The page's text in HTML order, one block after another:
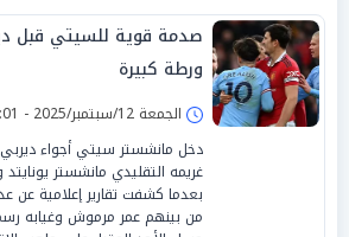
صدمة قوية للسيتي قبل
ورطة كبيرة
الجمعة 12/سبتمبر/2025 - 06:01 م
دخل مانشستر سيتي أجواء ديربي
غريمه التقليدي مانشستر
بعدما كشفت تقارير إعلامية عن
من بينهم عمر مرموش وغيابه